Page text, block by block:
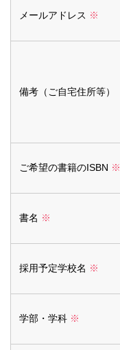
メールアドレス ※
備考（ご自宅住所等）
ご希望の書籍のISBN ※
書名 ※
採用予定学校名 ※
学部・学科 ※